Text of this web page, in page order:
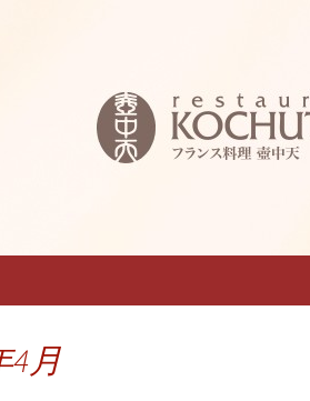
レンチ
ん～」
4月